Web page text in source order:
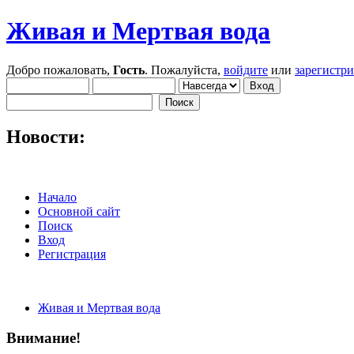
Живая и Мертвая вода
Добро пожаловать, Гость. Пожалуйста, войдите или
Новости:
Начало
Основной сайт
Поиск
Вход
Регистрация
Живая и Мертвая вода
Внимание!